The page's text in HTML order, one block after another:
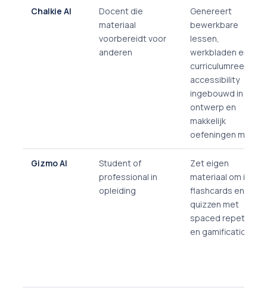
Chalkie AI
Docent die
materiaal
voorbereidt voor
anderen
Genereert
bewerkbare
lessen,
werkbladen en
curriculumreeksen;
accessibility
ingebouwd in het
ontwerp en
makkelijk
oefeningen maken.
Gizmo AI
Student of
professional in
opleiding
Zet eigen
materiaal om in
flashcards en
quizzen met
spaced repetition
en gamification.